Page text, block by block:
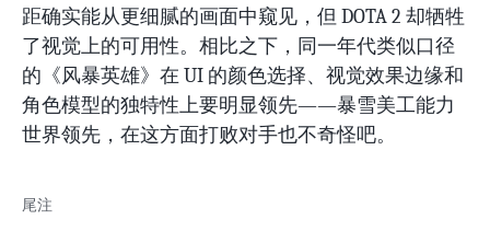
距确实能从更细腻的画面中窥见，但 DOTA 2 却牺牲
了视觉上的可用性。相比之下，同一年代类似口径
的《风暴英雄》在 UI 的颜色选择、视觉效果边缘和
角色模型的独特性上要明显领先——暴雪美工能力
世界领先，在这方面打败对手也不奇怪吧。